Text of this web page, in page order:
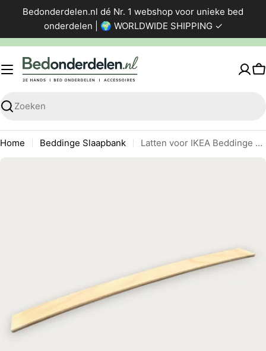
de
inhoud
Bedonderdelen.nl dé Nr. 1 webshop voor unieke bed
onderdelen | 🌍 WORLDWIDE SHIPPING ✓
Zoeken
Home Beddinge Slaapbank
Latten voor IKEA Beddinge Slaapbank
0 zichtbaar in de afbeeldingen